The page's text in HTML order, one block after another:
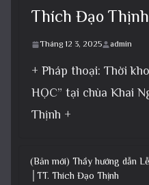
Thích Đạo Thịnh
Tháng 12 3, 2025 admin
+ Pháp thoại: Thời
HỌC” tại chùa Khai
Thịnh +
(Bản mới) Thầy hướng dẫn
│TT. Thích Đạo Thịnh